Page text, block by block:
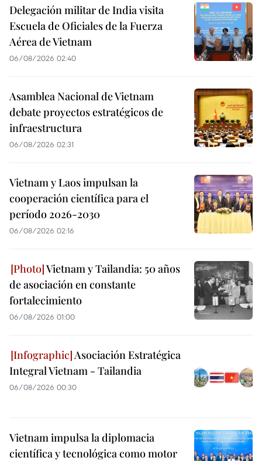
Delegación militar de India visita
Escuela de Oficiales de la Fuerza
Aérea de Vietnam
06/08/2026 02:40
Asamblea Nacional de Vietnam
debate proyectos estratégicos de
infraestructura
06/08/2026 02:31
Vietnam y Laos impulsan la
cooperación científica para el
período 2026-2030
06/08/2026 02:16
Vietnam y Tailandia: 50 años
de asociación en constante
fortalecimiento
06/08/2026 01:00
Asociación Estratégica
Integral Vietnam - Tailandia
06/08/2026 00:30
Vietnam impulsa la diplomacia
científica y tecnológica como motor